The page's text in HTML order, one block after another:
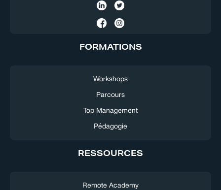
FORMATIONS
Workshops
Parcours
Top Management
Pédagogie
RESSOURCES
Remote Academy